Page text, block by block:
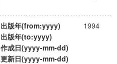
出版年(from:yyyy)
1994
出版年(to:yyyy)
作成日(yyyy-mm-dd)
更新日(yyyy-mm-dd)